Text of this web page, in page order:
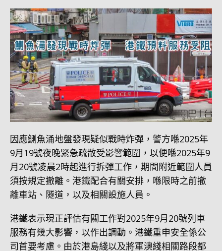
因應鰂魚涌地盤發現疑似戰時炸彈，警方喺2025年
9月19號夜晚緊急疏散受影響範圍，以便喺2025年9
月20號凌晨2時起進行拆彈工作，期間附近範圍人員
須按規定撤離。港鐵配合有關安排，喺限時之前撤
離車站、隧道，以及相關設施人員。
港鐵表示現正評估有關工作對2025年9月20號列車
服務有幾大影響，以作出調動。港鐵重申安全係公
司首要考慮。由於港島綫以及將軍澳綫相關路段都